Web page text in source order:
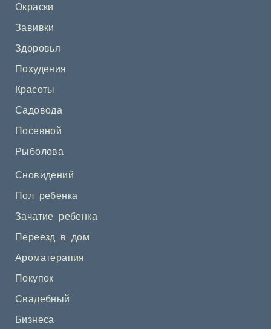
Окраски
Завивки
Здоровья
Похудения
Красоты
Садовода
Посевной
Рыболова
Сновидений
Пол ребенка
Зачатие ребенка
Переезд в дом
Ароматерапия
Покупок
Свадебный
Бизнеса